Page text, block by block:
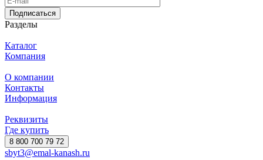
Подписаться
Разделы
Каталог
Компания
О компании
Контакты
Информация
Реквизиты
Где купить
8 800 700 79 72
sbyt3@emal-kanash.ru